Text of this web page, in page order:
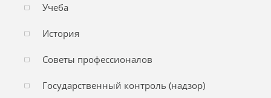
Учеба
История
Советы профессионалов
Государственный контроль (надзор)